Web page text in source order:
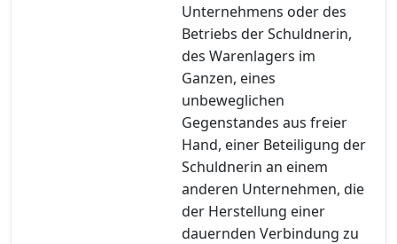
Unternehmens oder des
Betriebs der Schuldnerin,
des Warenlagers im
Ganzen, eines
unbeweglichen
Gegenstandes aus freier
Hand, einer Beteiligung der
Schuldnerin an einem
anderen Unternehmen, die
der Herstellung einer
dauernden Verbindung zu